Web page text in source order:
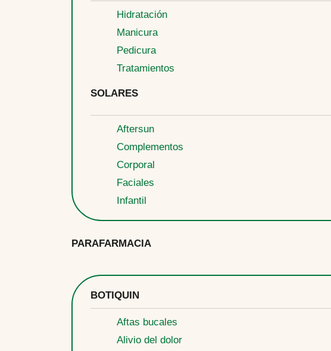
Hidratación
Manicura
Pedicura
Tratamientos
SOLARES
Aftersun
Complementos
Corporal
Faciales
Infantil
PARAFARMACIA
BOTIQUIN
Aftas bucales
Alivio del dolor